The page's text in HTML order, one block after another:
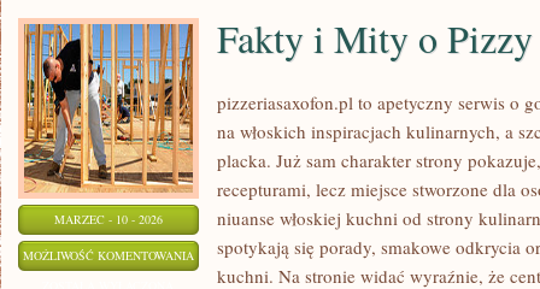
MARZEC - 10 - 2026
MOŻLIWOŚĆ KOMENTOWANIA FAKTY
Fakty i Mity o Pizzy
pizzeriasaxofon.pl to apetyczny serwis o
na włoskich inspiracjach kulinarnych, a
placka. Już sam charakter strony
recepturami, lecz miejsce stworzone dla
niuanse włoskiej kuchni od strony
spotykają się porady, smakowe odkrycia
kuchni. Na stronie widać wyraźnie, że